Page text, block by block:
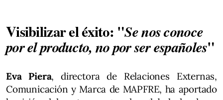
Visibilizar el éxito: "Se nos conoce
por el producto, no por ser españoles"
Eva Piera, directora de Relaciones Externas,
Comunicación y Marca de MAPFRE, ha aportado